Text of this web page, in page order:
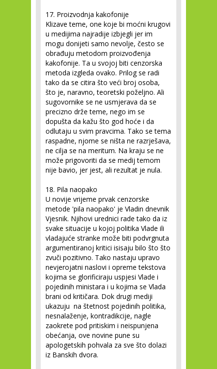
17. Proizvodnja kakofonije
Klizave teme, one koje bi moćni krugovi
u medijima najradije izbjegli jer im
mogu donijeti samo nevolje, često se
obrađuju metodom proizvođenja
kakofonije. Ta u svojoj biti cenzorska
metoda izgleda ovako. Prilog se radi
tako da se citira što veći broj osoba,
što je, naravno, teoretski poželjno. Ali
sugovornike se ne usmjerava da se
precizno drže teme, nego im se
dopušta da kažu što god hoće i da
odlutaju u svim pravcima. Tako se tema
raspadne, njome se ništa ne razrješava,
ne cilja se na meritum. Na kraju se ne
može prigovoriti da se medij temom
nije bavio, jer jest, ali rezultat je nula.
18. Pila naopako
U novije vrijeme prvak cenzorske
metode 'pila naopako' je Vladin dnevnik
Vjesnik. Njihovi urednici rade tako da iz
svake situacije u kojoj politika Vlade ili
vladajuće stranke može biti podvrgnuta
argumentiranoj kritici isisaju bilo što što
zvuči pozitivno. Tako nastaju upravo
nevjerojatni naslovi i opreme tekstova
kojima se glorificiraju uspjesi Vlade i
pojedinih ministara i u kojima se Vlada
brani od kritičara. Dok drugi mediji
ukazuju na štetnost pojedinih politika,
nesnalaženje, kontradikcije, nagle
zaokrete pod pritiskim i neispunjena
obećanja, ove novine pune su
apologetskih pohvala za sve što dolazi
iz Banskih dvora.